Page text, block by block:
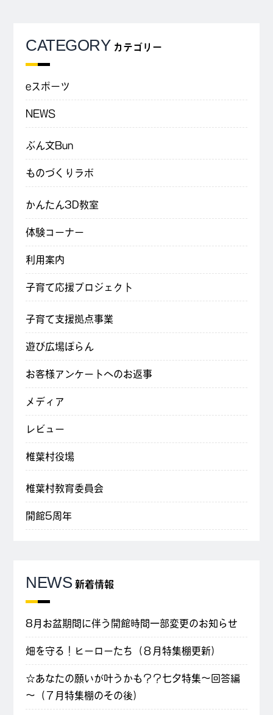
CATEGORY カテゴリー
eスポーツ
NEWS
ぶん文Bun
ものづくりラボ
かんたん3D教室
体験コーナー
利用案内
子育て応援プロジェクト
子育て支援拠点事業
遊び広場ぽらん
お客様アンケートへのお返事
メディア
レビュー
椎葉村役場
椎葉村教育委員会
開館5周年
NEWS 新着情報
8月お盆期間に伴う開館時間一部変更のお知らせ
畑を守る！ヒーローたち（８月特集棚更新）
☆あなたの願いが叶うかも？？七夕特集～回答編
～（７月特集棚のその後）